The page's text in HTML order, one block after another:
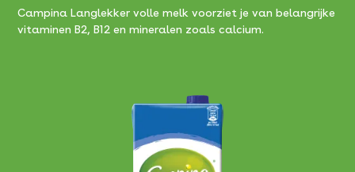
Campina Langlekker volle melk voorziet je van belangrijke
vitaminen B2, B12 en mineralen zoals calcium.